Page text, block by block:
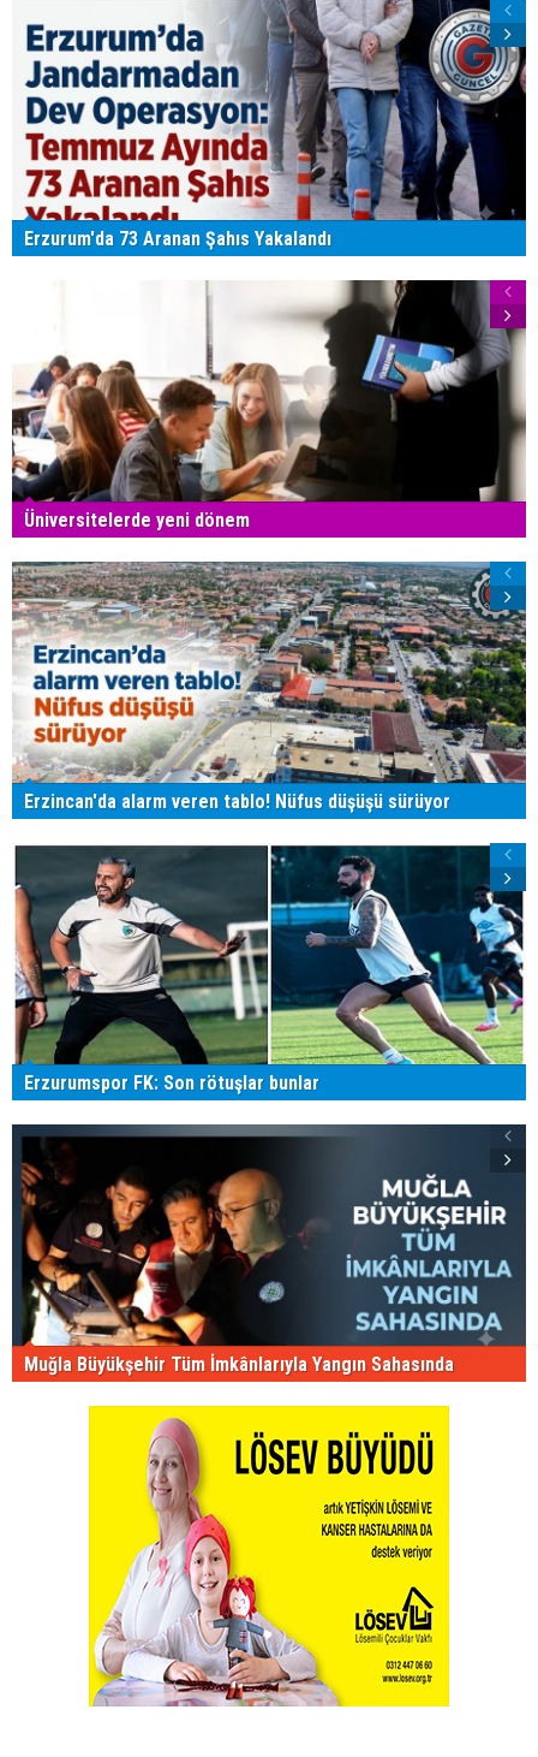
Erzurum'da 73 Aranan Şahıs Yakalandı
Üniversitelerde yeni dönem
Erzincan'da alarm veren tablo! Nüfus düşüşü sürüyor
Erzurumspor FK: Son rötuşlar bunlar
Muğla Büyükşehir Tüm İmkânlarıyla Yangın Sahasında